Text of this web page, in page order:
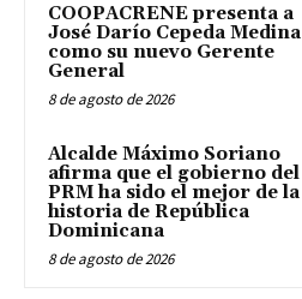
COOPACRENE presenta a
José Darío Cepeda Medina
como su nuevo Gerente
General
8 de agosto de 2026
Alcalde Máximo Soriano
afirma que el gobierno del
PRM ha sido el mejor de la
historia de República
Dominicana
8 de agosto de 2026